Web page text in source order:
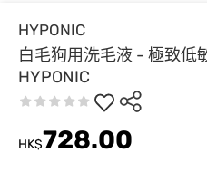
HYPONIC
白毛狗用洗毛液 - 極致低
HYPONIC
HK$728.00